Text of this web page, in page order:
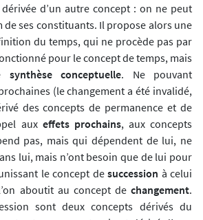
d’un autre concept : on ne peut
ses constituants. Il propose alors une
du temps, qui ne procède pas par
pour le concept de temps, mais
synthèse conceptuelle. Ne pouvant
(le changement a été invalidé,
des concepts de permanence et de
aux effets prochains, aux concepts
pas, mais qui dépendent de lui, ne
lui, mais n’ont besoin que de lui pour
le concept de succession à celui
aboutit au concept de changement.
sont deux concepts dérivés du